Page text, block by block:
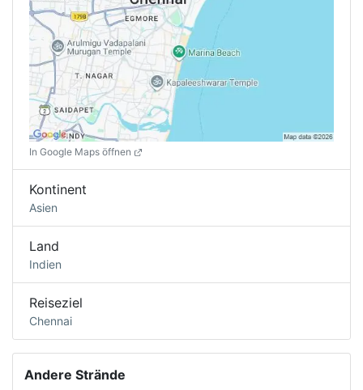
In Google Maps öffnen
Kontinent
Asien
Land
Indien
Reiseziel
Chennai
Andere Strände